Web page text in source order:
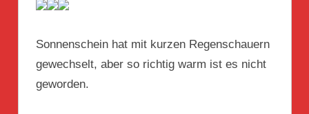
Sonnenschein hat mit kurzen Regenschauern
gewechselt, aber so richtig warm ist es nicht
geworden.